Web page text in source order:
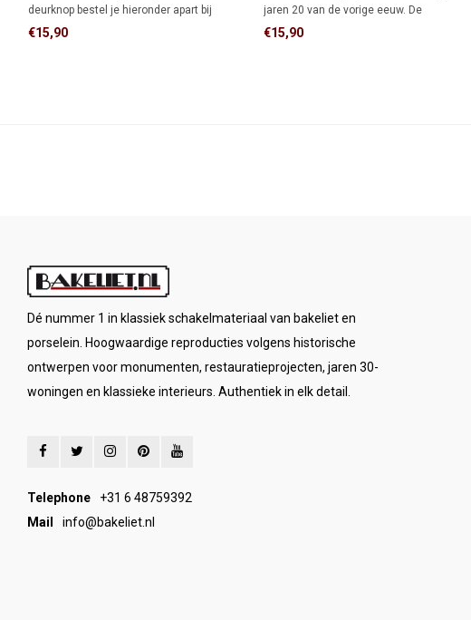
deurknop bestel je hieronder apart bij
'gerelateerde producten'
€15,90
jaren 20 van de vorige eeuw. De
bijbehorende deurknop bestel je hieronder
€15,90
Dé nummer 1 in klassiek schakelmateriaal van bakeliet en
porselein. Hoogwaardige reproducties volgens historische
ontwerpen voor monumenten, restauratieprojecten, jaren 30-
woningen en klassieke interieurs. Authentiek in elk detail.
Telephone
+31 6 48759392
Mail
info@bakeliet.nl